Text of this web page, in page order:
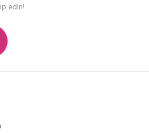
edin!